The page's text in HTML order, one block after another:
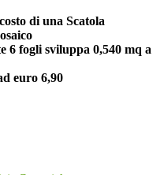
di una Scatola
6 foglisviluppa 0,540 mq a
euro 6,90